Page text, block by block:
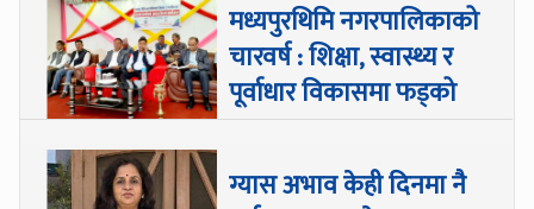
मध्यपुरथिमि नगरपालिकाको
चारवर्ष : शिक्षा, स्वास्थ्य र
पूर्वाधार विकासमा फड्को
ग्यास अभाव केही दिनमा नै